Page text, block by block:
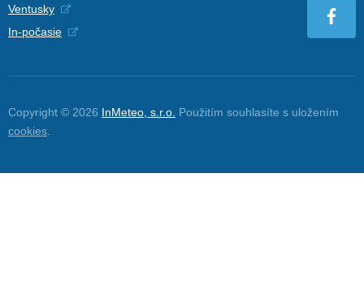
Ventusky
In-počasie
Copyright © 2026 InMeteo, s.r.o. Použitím souhlasíte s uložením
cookies.